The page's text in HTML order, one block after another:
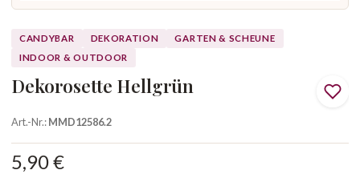
CANDYBAR DEKORATION
GARTEN & SCHEUNE
INDOOR & OUTDOOR
Dekorosette Hellgrün
Art.-Nr.:MMD12586.2
5,90 €